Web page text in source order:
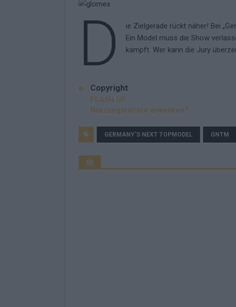
EXTRA
[ Juni 2026 ] Monaco, Sallys Café,
D
ie Zielgerade rückt näher! Bei
Ein Model muss die Show
kämpft. Wer kann die Jury
Copyright
FLASH UP
Nutzungsrechte erwerben?
GERMANY'S NEXT TOPMODEL GNTM
AD